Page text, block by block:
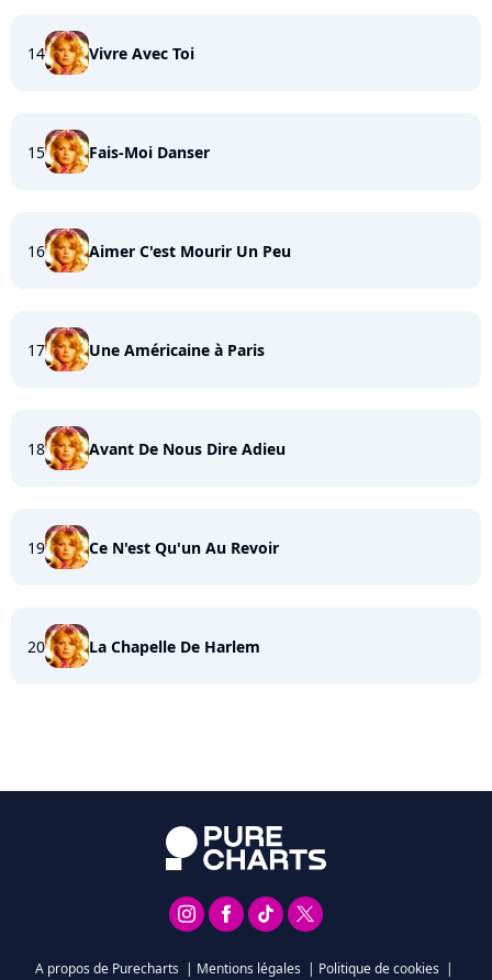
14 Vivre Avec Toi
15 Fais-Moi Danser
16 Aimer C'est Mourir Un Peu
17 Une Américaine à Paris
18 Avant De Nous Dire Adieu
19 Ce N'est Qu'un Au Revoir
20 La Chapelle De Harlem
A propos de Purecharts | Mentions légales | Politique de cookies |